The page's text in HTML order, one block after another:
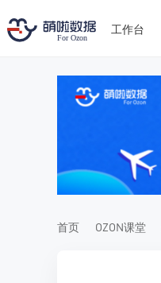
工作台
首页 OZON课堂